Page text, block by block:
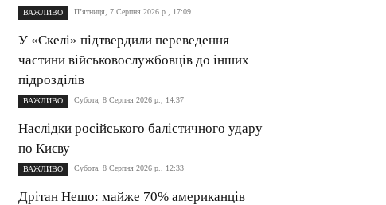
ВАЖЛИВО П’ятниця, 7 Серпня 2026 р., 17:09
У «Скелі» підтвердили переведення
частини військовослужбовців до інших
підрозділів
ВАЖЛИВО Субота, 8 Серпня 2026 р., 14:37
Наслідки російського балістичного удару
по Києву
ВАЖЛИВО Субота, 8 Серпня 2026 р., 12:33
Дрітан Нешо: майже 70% американців